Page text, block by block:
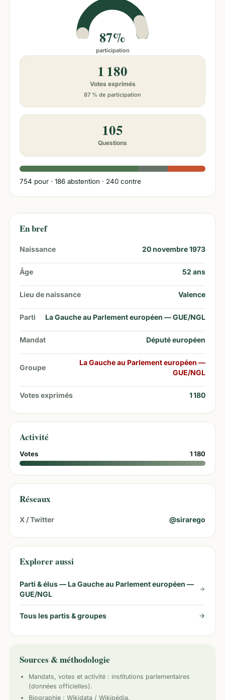
87%
participation
1 180
Votes exprimés
87 % de participation
105
Questions
754 pour · 186 abstention · 240 contre
En bref
Naissance 20 novembre 1973
Âge 52 ans
Lieu de naissance Valence
Parti La Gauche au Parlement européen — GUE/NGL
Mandat Député européen
Groupe
La Gauche au Parlement européen —
GUE/NGL
Votes exprimés 1 180
Activité
Votes 1 180
Réseaux
X / Twitter @sirarego
Explorer aussi
Parti & élus — La Gauche au Parlement européen —
GUE/NGL
Tous les partis & groupes
Sources & méthodologie
Mandats, votes et activité : institutions parlementaires
(données officielles).
Biographie : Wikidata / Wikipédia.